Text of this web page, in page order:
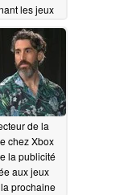
les jeux
les doutes
bénéfices
17/2026
de la
chez Xbox
la publicité
aux jeux
prochaine